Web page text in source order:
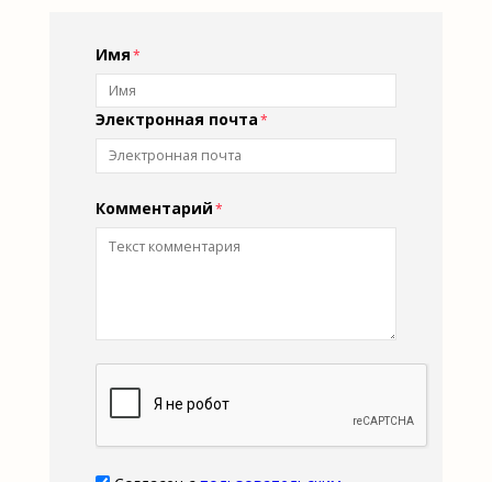
Имя
Электронная почта
Комментарий